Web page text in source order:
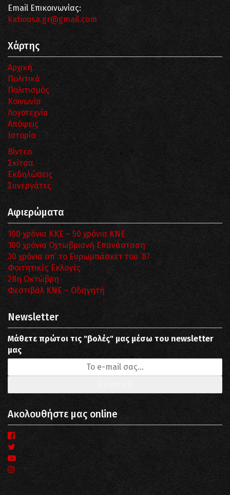
Email Επικοινωνίας:
katiousa.gr@gmail.com
Χάρτης
Αρχική
Πολιτικά
Πολιτισμός
Κοινωνία
Λογοτεχνία
Απόψεις
Ιστορία
Βίντεο
Σκίτσα
Εκδηλώσεις
Συνεργάτες
Αφιερώματα
100 χρόνια ΚΚΕ – 50 χρόνια ΚΝΕ
100 χρόνια Οχτωβριανή Επανάσταση
30 χρόνια απ’ το Ευρωμπάσκετ του ΄87
Φοιτητικές Εκλογές
28η Οκτώβρη
Φεστιβάλ ΚΝΕ – Οδηγητή
Newsletter
Μάθετε πρώτοι τις "βολές" μας μέσω του newsletter
μας
Ακολουθήστε μας online